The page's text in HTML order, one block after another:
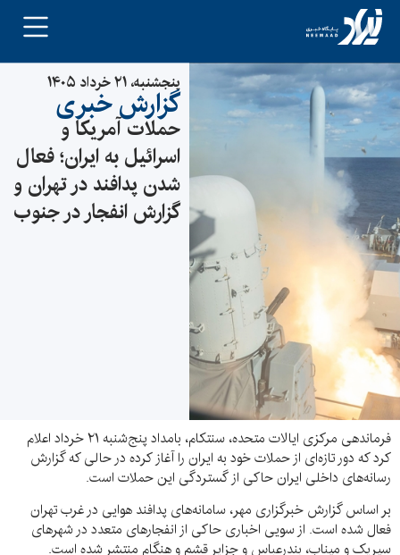
پنجشنبه، ۲۱ خرداد ۱۴۰۵
گزارش خبری
حملات آمریکا و
اسرائیل به ایران؛ فعال
شدن پدافند در تهران و
گزارش انفجار در جنوب
فرماندهی مرکزی ایالات متحده، سنتکام، بامداد پنج‌شنبه ۲۱ خرداد اعلام
کرد که دور تازه‌ای از حملات خود به ایران را آغاز کرده در حالی که گزارش
رسانه‌های داخلی ایران حاکی از گستردگی این حملات است.
بر اساس گزارش خبرگزاری مهر، سامانه‌های پدافند هوایی در غرب تهران
فعال شده است. از سویی اخباری حاکی از انفجارهای متعدد در شهرهای
سیریک و میناب، بندرعباس و جزایر قشم و هنگام منتشر شده است.